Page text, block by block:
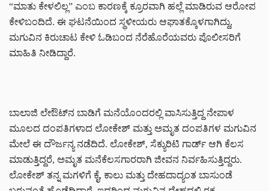
“ಮಾತು ಕೇಳಲಿಲ್ಲ” ಎಂಬ ಕಾರಣಕ್ಕೆ ಕ್ರೂರವಾಗಿ ಹಲ್ಲೆ ಮಾಡಿರುವ ಆರೋಪ
ಕೇಳಿಬಂದಿದೆ. ಈ ಘಟನೆಯಿಂದ ಸ್ಥಳೀಯರು ಆಘಾತಕ್ಕೊಳಗಾಗಿದ್ದು,
ಮಗುವಿನ ಕಿರುಚಾಟ ಕೇಳಿ ಓಡಿಬಂದ ನೆರೆಹೊರೆಯವರು ಪೊಲೀಸರಿಗೆ
ಮಾಹಿತಿ ನೀಡಿದ್ದಾರೆ.
ಬಾಲಾಜಿ ಲೇಔಟ್‌ನ ಬಾಡಿಗೆ ಮನೆಯೊಂದರಲ್ಲಿ ವಾಸಿಸುತ್ತಿದ್ದ ನೇಪಾಳ
ಮೂಲದ ದಂಪತಿಗಳಾದ ಲೋಕೇಶ್ ಮತ್ತು ಅಮೃತ ದಂಪತಿಗಳ ಮಗುವಿನ
ಮೇಲೆ ಈ ದೌರ್ಜನ್ಯ ನಡೆದಿದೆ. ಲೋಕೇಶ್, ಸೆಕ್ಯುರಿಟಿ ಗಾರ್ಡ್ ಆಗಿ ಕೆಲಸ
ಮಾಡುತ್ತಿದ್ದರೆ, ಅಮೃತ ಮನೆಕೆಲಸಗಾರರಾಗಿ ಜೀವನ ನಿರ್ವಹಿಸುತ್ತಿದ್ದರು.
ಲೋಕೇಶ್ ತನ್ನ ಮಗಳಿಗೆ ಕೈ, ಕಾಲು ಮತ್ತು ದೇಹದಾದ್ಯಂತ ಬಾಸುಂಡೆ